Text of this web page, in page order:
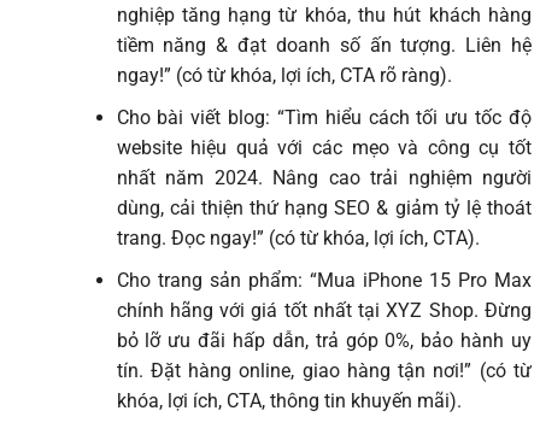
nghiệp tăng hạng từ khóa, thu hút khách hàng
tiềm năng & đạt doanh số ấn tượng. Liên hệ
ngay!” (có từ khóa, lợi ích, CTA rõ ràng).
Cho bài viết blog: “Tìm hiểu cách tối ưu tốc độ
website hiệu quả với các mẹo và công cụ tốt
nhất năm 2024. Nâng cao trải nghiệm người
dùng, cải thiện thứ hạng SEO & giảm tỷ lệ thoát
trang. Đọc ngay!” (có từ khóa, lợi ích, CTA).
Cho trang sản phẩm: “Mua iPhone 15 Pro Max
chính hãng với giá tốt nhất tại XYZ Shop. Đừng
bỏ lỡ ưu đãi hấp dẫn, trả góp 0%, bảo hành uy
tín. Đặt hàng online, giao hàng tận nơi!” (có từ
khóa, lợi ích, CTA, thông tin khuyến mãi).